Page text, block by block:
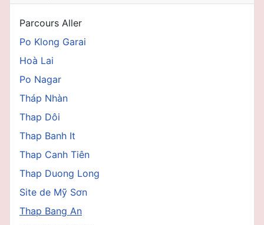
Parcours Aller
Po Klong Garai
Hoà Lai
Po Nagar
Tháp Nhàn
Thap Dôi
Thap Banh It
Thap Canh Tiên
Thap Duong Long
Site de Mỹ Sơn
Thap Bang An